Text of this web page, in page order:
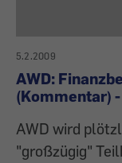
5.2.2009
AWD:
(Kommentar)
AWD wird
"großzügig"